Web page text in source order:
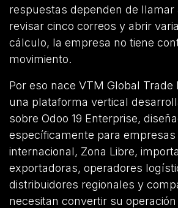
respuestas dependen de llamar
revisar cinco correos y abrir
cálculo, la empresa no tiene
movimiento.
Por eso nace VTM Global
una plataforma vertical
sobre Odoo 19 Enterprise,
específicamente para empresas
internacional, Zona Libre,
exportadoras, operadores
distribuidores regionales y
necesitan convertir su